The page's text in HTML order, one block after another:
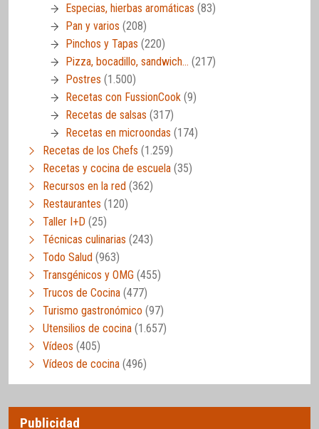
Especias, hierbas aromáticas (83)
Pan y varios (208)
Pinchos y Tapas (220)
Pizza, bocadillo, sandwich… (217)
Postres (1.500)
Recetas con FussionCook (9)
Recetas de salsas (317)
Recetas en microondas (174)
Recetas de los Chefs (1.259)
Recetas y cocina de escuela (35)
Recursos en la red (362)
Restaurantes (120)
Taller I+D (25)
Técnicas culinarias (243)
Todo Salud (963)
Transgénicos y OMG (455)
Trucos de Cocina (477)
Turismo gastronómico (97)
Utensilios de cocina (1.657)
Vídeos (405)
Vídeos de cocina (496)
Publicidad